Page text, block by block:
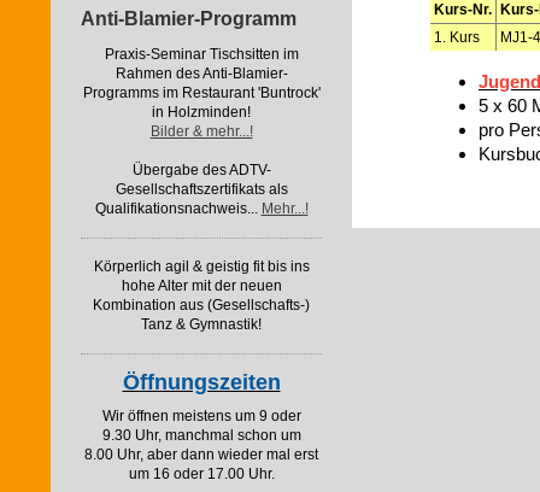
Anti-Blamier-Programm
Praxis-Seminar Tischsitten im
Rahmen des Anti-Blamier-
Programms im Restaurant 'Buntrock'
in Holzminden!
Bilder & mehr...!
Übergabe des ADTV-
Gesellschaftszertifikats als
Qualifikationsnachweis... Mehr...!
Körperlich agil & geistig fit bis ins
hohe Alter mit der neuen
Kombination aus (Gesellschafts-)
Tanz & Gymnastik!
Öffnungszeiten
Wir öffnen meistens um 9 oder
9.30 Uhr, manchmal schon um
8.00 Uhr, aber dann wieder mal erst
um 16 oder 17.00 Uhr.
Kurs-Nr.
1. Kurs
MJ1-4
5 x 60
pro